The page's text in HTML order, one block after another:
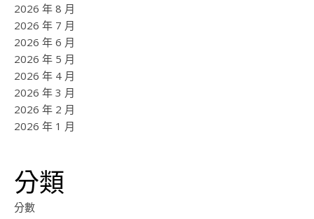
2026 年 8 月
2026 年 7 月
2026 年 6 月
2026 年 5 月
2026 年 4 月
2026 年 3 月
2026 年 2 月
2026 年 1 月
分類
分數